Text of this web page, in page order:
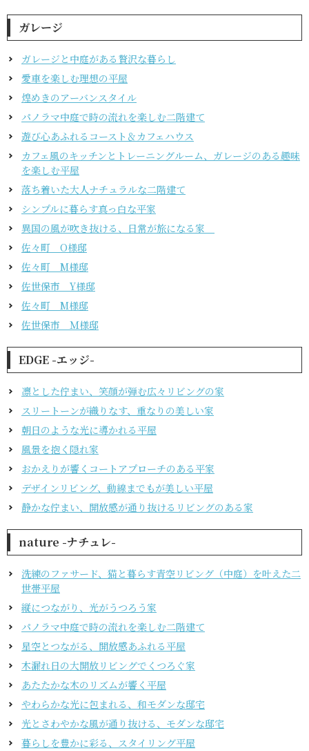
ガレージ
ガレージと中庭がある贅沢な暮らし
愛車を楽しむ理想の平屋
煌めきのアーバンスタイル
パノラマ中庭で時の流れを楽しむ二階建て
遊び心あふれるコースト＆カフェハウス
カフェ風のキッチンとトレーニングルーム、ガレージのある趣味
を楽しむ平屋
落ち着いた大人ナチュラルな二階建て
シンプルに暮らす真っ白な平家
異国の風が吹き抜ける、日常が旅になる家
佐々町 O様邸
佐々町 M様邸
佐世保市 Y様邸
佐々町 M様邸
佐世保市 Ｍ様邸
EDGE -エッジ-
凛とした佇まい、笑顔が弾む広々リビングの家
スリートーンが織りなす、重なりの美しい家
朝日のような光に導かれる平屋
風景を抱く隠れ家
おかえりが響くコートアプローチのある平家
デザインリビング、動線までもが美しい平屋
静かな佇まい、開放感が通り抜けるリビングのある家
nature -ナチュレ-
洗練のファサード、猫と暮らす青空リビング（中庭）を叶えた二
世帯平屋
縦につながり、光がうつろう家
パノラマ中庭で時の流れを楽しむ二階建て
星空とつながる、開放感あふれる平屋
木漏れ日の大開放リビングでくつろぐ家
あたたかな木のリズムが響く平屋
やわらかな光に包まれる、和モダンな邸宅
光とさわやかな風が通り抜ける、モダンな邸宅
暮らしを豊かに彩る、スタイリング平屋